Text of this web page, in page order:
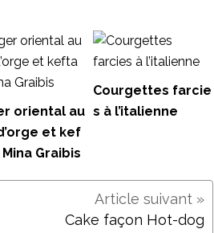
oriental au
et kef
Graibis
Courgettes farcie
s à l’italienne
Cake façon Hot-dog